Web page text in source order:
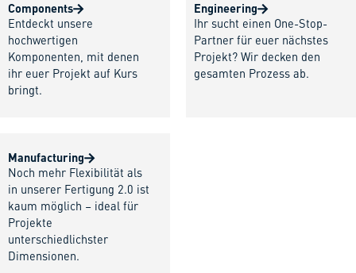
Components
Entdeckt unsere
hochwertigen
Komponenten, mit denen
ihr euer Projekt auf Kurs
bringt.
Engineering
Ihr sucht einen One-Stop-
Partner für euer nächstes
Projekt? Wir decken den
gesamten Prozess ab.
Manufacturing
Noch mehr Flexibilität als
in unserer Fertigung 2.0 ist
kaum möglich – ideal für
Projekte
unterschiedlichster
Dimensionen.